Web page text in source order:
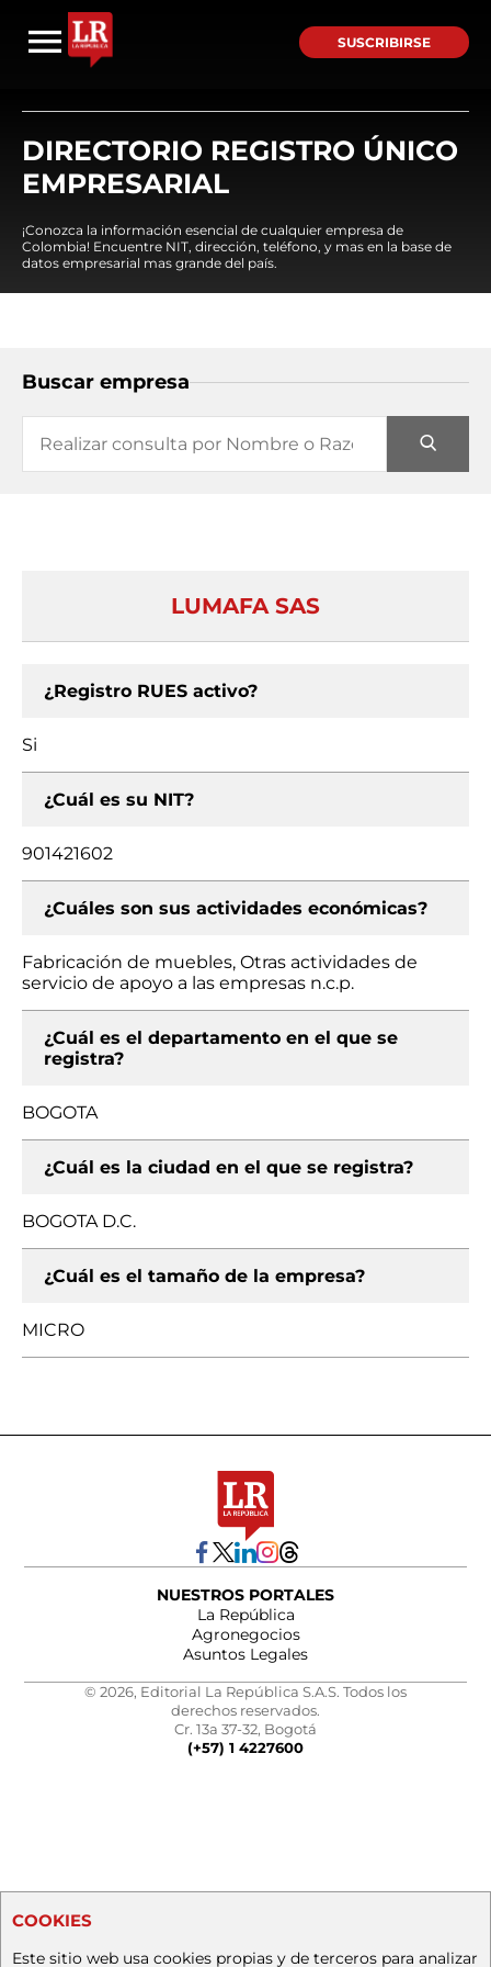
SUSCRIBIRSE
DIRECTORIO REGISTRO ÚNICO
EMPRESARIAL
¡Conozca la información esencial de cualquier empresa de
Colombia! Encuentre NIT, dirección, teléfono, y mas en la base de
datos empresarial mas grande del país.
Buscar empresa
LUMAFA SAS
¿Registro RUES activo?
Si
¿Cuál es su NIT?
901421602
¿Cuáles son sus actividades económicas?
Fabricación de muebles, Otras actividades de
servicio de apoyo a las empresas n.c.p.
¿Cuál es el departamento en el que se
registra?
BOGOTA
¿Cuál es la ciudad en el que se registra?
BOGOTA D.C.
¿Cuál es el tamaño de la empresa?
MICRO
NUESTROS PORTALES
La República
Agronegocios
Asuntos Legales
© 2026, Editorial La República S.A.S. Todos los
derechos reservados.
Cr. 13a 37-32, Bogotá
(+57) 1 4227600
COOKIES
Este sitio web usa cookies propias y de terceros para analizar